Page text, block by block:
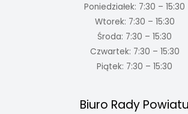
Poniedziałek: 7:30 – 15:30
Wtorek: 7:30 – 15:30
Środa: 7:30 – 15:30
Czwartek: 7:30 – 15:30
Piątek: 7:30 – 15:30
Biuro Rady Powiatu